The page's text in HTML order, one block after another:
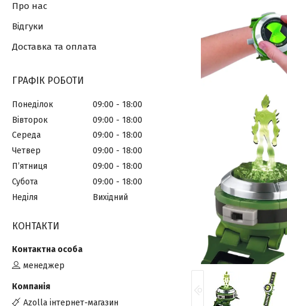
Про нас
Відгуки
Доставка та оплата
ГРАФІК РОБОТИ
Понеділок 09:00
18:00
Вівторок
09:00
18:00
Середа
09:00
18:00
Четвер
09:00
18:00
Пʼятниця
09:00
18:00
Субота
09:00
18:00
Неділя
Вихідний
КОНТАКТИ
менеджер
Azolla інтернет-магазин